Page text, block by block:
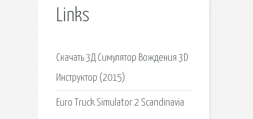
Links
Скачать 3Д Симулятор Вождения 3D
Инструктор (2015).
Euro Truck Simulator 2 Scandinavia